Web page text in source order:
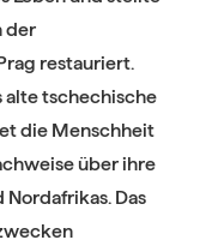
der
restauriert.
alte tschechische
die Menschheit
über ihre
Das